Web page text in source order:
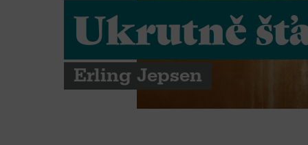
Ukrutně
Erling Jepsen